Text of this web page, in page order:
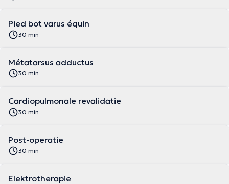
Pied bot varus équin
30 min
Métatarsus adductus
30 min
Cardiopulmonale revalidatie
30 min
Post-operatie
30 min
Elektrotherapie